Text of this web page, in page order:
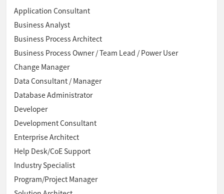
Application Consultant
Business Analyst
Business Process Architect
Business Process Owner / Team Lead / Power User
Change Manager
Data Consultant / Manager
Database Administrator
Developer
Development Consultant
Enterprise Architect
Help Desk/CoE Support
Industry Specialist
Program/Project Manager